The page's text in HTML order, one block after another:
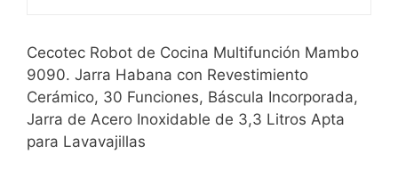
Cecotec Robot de Cocina Multifunción Mambo
9090. Jarra Habana con Revestimiento
Cerámico, 30 Funciones, Báscula Incorporada,
Jarra de Acero Inoxidable de 3,3 Litros Apta
para Lavavajillas